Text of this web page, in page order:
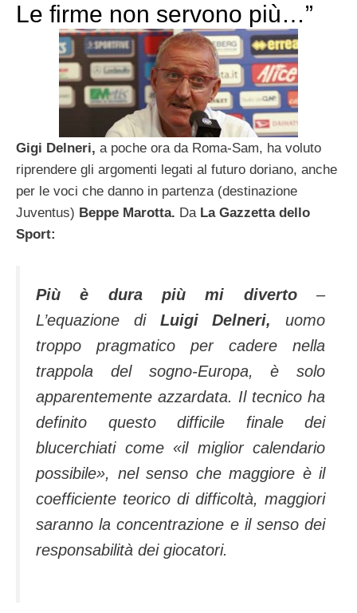
Le firme non servono più…”
Gigi Delneri, a poche ora da Roma-Sam, ha voluto
riprendere gli argomenti legati al futuro doriano, anche
per le voci che danno in partenza (destinazione
Juventus) Beppe Marotta. Da La Gazzetta dello
Sport:
Più è dura più mi diverto –
L’equazione di Luigi Delneri, uomo
troppo pragmatico per cadere nella
trappola del sogno-Europa, è solo
apparentemente azzardata. Il tecnico ha
definito questo difficile finale dei
blucerchiati come «il miglior calendario
possibile», nel senso che maggiore è il
coefficiente teorico di difficoltà, maggiori
saranno la concentrazione e il senso dei
responsabilità dei giocatori.